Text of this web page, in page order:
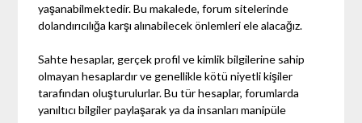
yaşanabilmektedir. Bu makalede, forum sitelerinde
dolandırıcılığa karşı alınabilecek önlemleri ele alacağız.
Sahte hesaplar, gerçek profil ve kimlik bilgilerine sahip
olmayan hesaplardır ve genellikle kötü niyetli kişiler
tarafından oluşturulurlar. Bu tür hesaplar, forumlarda
yanıltıcı bilgiler paylaşarak ya da insanları manipüle